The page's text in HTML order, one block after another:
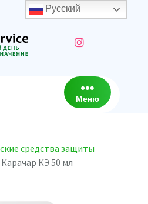
Меню
средства защиты
КЭ 50 мл
Русский